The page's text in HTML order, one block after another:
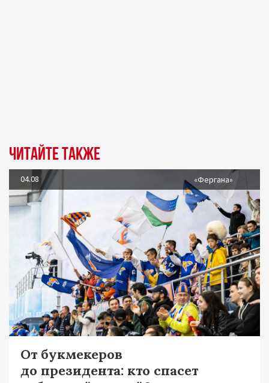
Читайте также
04.08 «Фергана»
От букмекеров
до президента: кто спасет